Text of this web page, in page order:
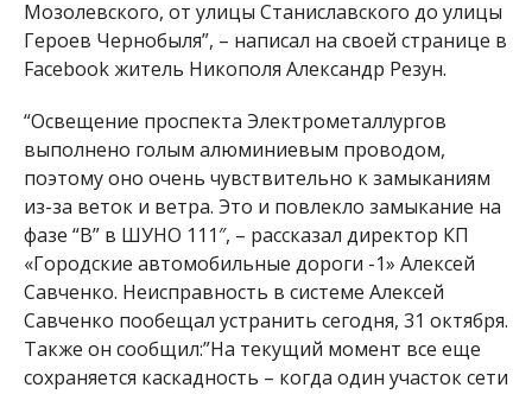
“Освещение проспекта Электрометаллургов
выполнено голым алюминиевым проводом,
из-за веток и ветра. Это и повлекло замыкание на
фазе “В” в ШУНО 111″, – рассказал директор КП
«Городские автомобильные дороги -1» Алексей
Савченко. Неисправность в системе Алексей
Савченко пообещал устранить сегодня, 31 октября.
Также он сообщил:”На текущий момент все еще
сохраняется каскадность – когда один участок сети
включается от другого. Вот и получается, что если
не работает ШУНО 111, то не включится ничего
дальше в цепочке”.